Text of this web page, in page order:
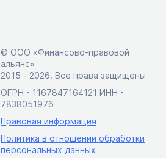
© ООО «Финансово-правовой
альянс»
2015 ‑ 2026. Все права защищены
ОГРН - 1167847164121 ИНН -
7838051976
Правовая информация
Политика в отношении обработки
персональных данных